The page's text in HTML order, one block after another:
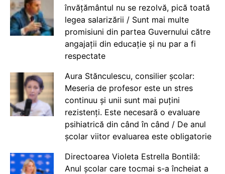
învățământul nu se rezolvă, pică toată
legea salarizării / Sunt mai multe
promisiuni din partea Guvernului către
angajații din educație și nu par a fi
respectate
Aura Stănculescu, consilier școlar:
Meseria de profesor este un stres
continuu și unii sunt mai puțini
rezistenți. Este necesară o evaluare
psihiatrică din când în când / De anul
școlar viitor evaluarea este obligatorie
Directoarea Violeta Estrella Bontilă:
Anul școlar care tocmai s-a încheiat a